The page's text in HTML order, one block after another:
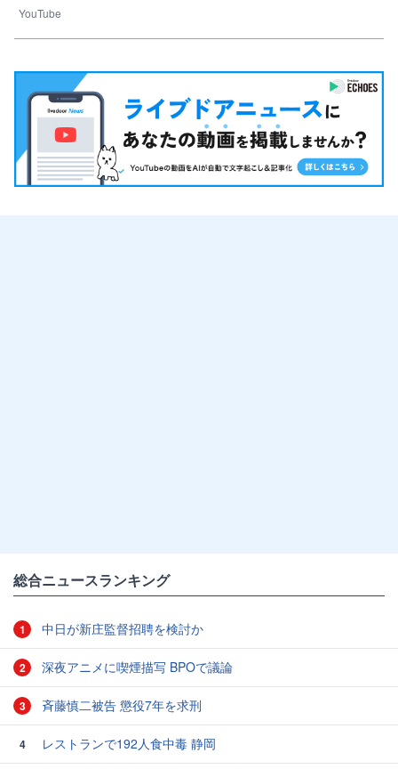
YouTube
総合ニュースランキング
1 中日が新庄監督招聘を検討か
2 深夜アニメに喫煙描写 BPOで議論
3 斉藤慎二被告 懲役7年を求刑
4 レストランで192人食中毒 静岡